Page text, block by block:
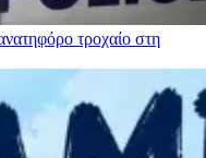
τροχαίο στη